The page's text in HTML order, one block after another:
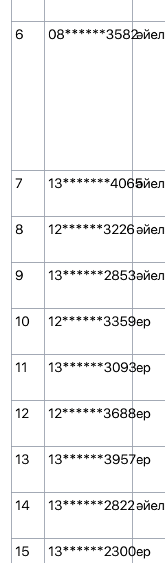
6
08******3582әйел
7
13*******4065әйел
8
12******3226әйел
9
13******2853әйел
10
12******3359ер
11
13******3093ер
12
12******3688ер
13
13******3957ер
14
13******2822әйел
15
13******2300ер